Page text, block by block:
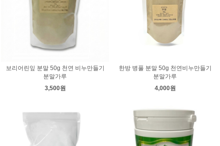
보리어린잎 분말 50g 천연 비누만들기
분말가루
3,500원
한방 병풀 분말 50g 천연비누만들기
분말가루
4,000원